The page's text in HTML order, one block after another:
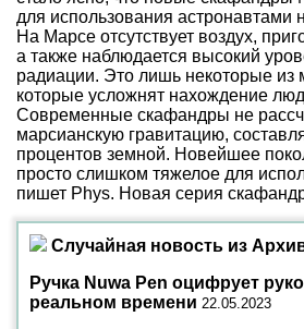
для использования астронавтами
На Марсе отсутствует воздух,
а также наблюдается высокий
радиации. Это лишь некоторые из
которые усложнят нахождение
Современные скафандры не
марсианскую гравитацию,
процентов земной. Новейшее
просто слишком тяжелое для
пишет Phys. Новая серия
Случайная новость из
Ручка Nuwa Pen оцифрует
реальном времени 22.05.2023